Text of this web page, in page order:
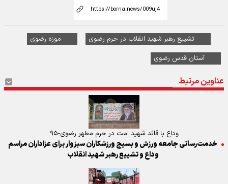
تشییع رهبر شهید انقلاب در حرم رضوی
موزه رضوی
آستان قدس رضوی
عناوین مرتبط
وداع با قائد شهید امت در حرم مطهر رضوی-۹۵
خدمت‌رسانی جامعه ورزش و بسیج ورزشکاران سبزوار برای عزاداران مراسم
وداع و تشییع رهبر شهید انقلاب